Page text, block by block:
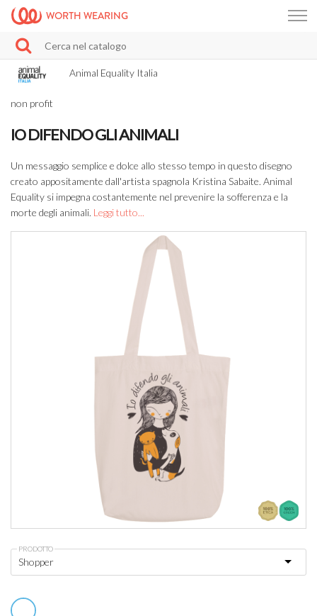
WORTH WEARING
Animal Equality Italia
non profit
IO DIFENDO GLI ANIMALI
Un messaggio semplice e dolce allo stesso tempo in questo disegno
creato appositamente dall'artista spagnola Kristina Sabaite. Animal
Equality si impegna costantemente nel prevenire la sofferenza e la
morte degli animali. Leggi tutto...
PRODOTTO